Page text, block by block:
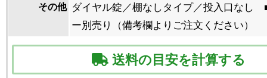
その他 ダイヤル錠／棚なしタイプ／投入口なし
ー別売り（備考欄よりご注文ください）
送料の目安を計算する